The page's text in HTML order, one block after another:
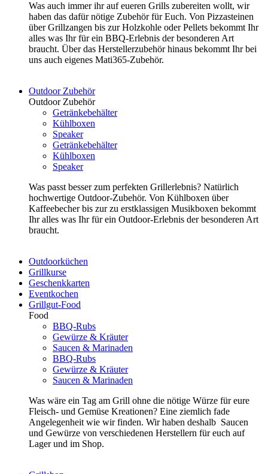
Was auch immer ihr auf eueren Grills zubereiten wollt, wir
haben das dafür nötige Zubehör für Euch. Von Pizzasteinen
über Grillzangen bis zur Holzkohle oder Pellets bekommt Ihr
alles was Ihr für ein BBQ-Erlebnis der besonderen Art
braucht. Über das Herstellerzubehör hinaus bekommt Ihr bei
uns auch eigenes Mati365-Zubehör.
Outdoor Zubehör
Outdoor Zubehör
Getränkebehälter
Kühlboxen
Speaker
Getränkebehälter
Kühlboxen
Speaker
Was passt besser zum perfekten Grillerlebnis? Natürlich
hochwertige Outdoor-Zubehör. Von Kühlboxen über
Kaffeebecher bis zur zu erstklassigen Musikboxen bekommt
Ihr alles was Ihr für ein Outdoor-Erlebnis der besonderen Art
braucht.
Outdoorküchen
Grillkurse
Geschenkkarten
Eventkochen
Grillgut-Food
Food
BBQ-Rubs
Gewürze & Kräuter
Saucen & Marinaden
BBQ-Rubs
Gewürze & Kräuter
Saucen & Marinaden
Was wäre ein Tag am Grill ohne die nötige Würze für eure
Fleisch- und Gemüse Kreationen? Eine ziemlich fade
Angelegenheit wie wir finden. Wir haben deshalb Saucen
und Gewürze von verschiedenen Herstellern für euch auf
Lager und im Shop.